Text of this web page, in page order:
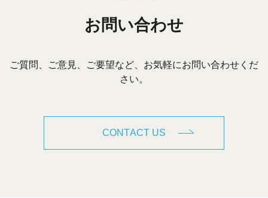
お問い合わせ
ご質問、ご意見、ご要望など、お気軽にお問い合わせくだ
さい。
CONTACT US